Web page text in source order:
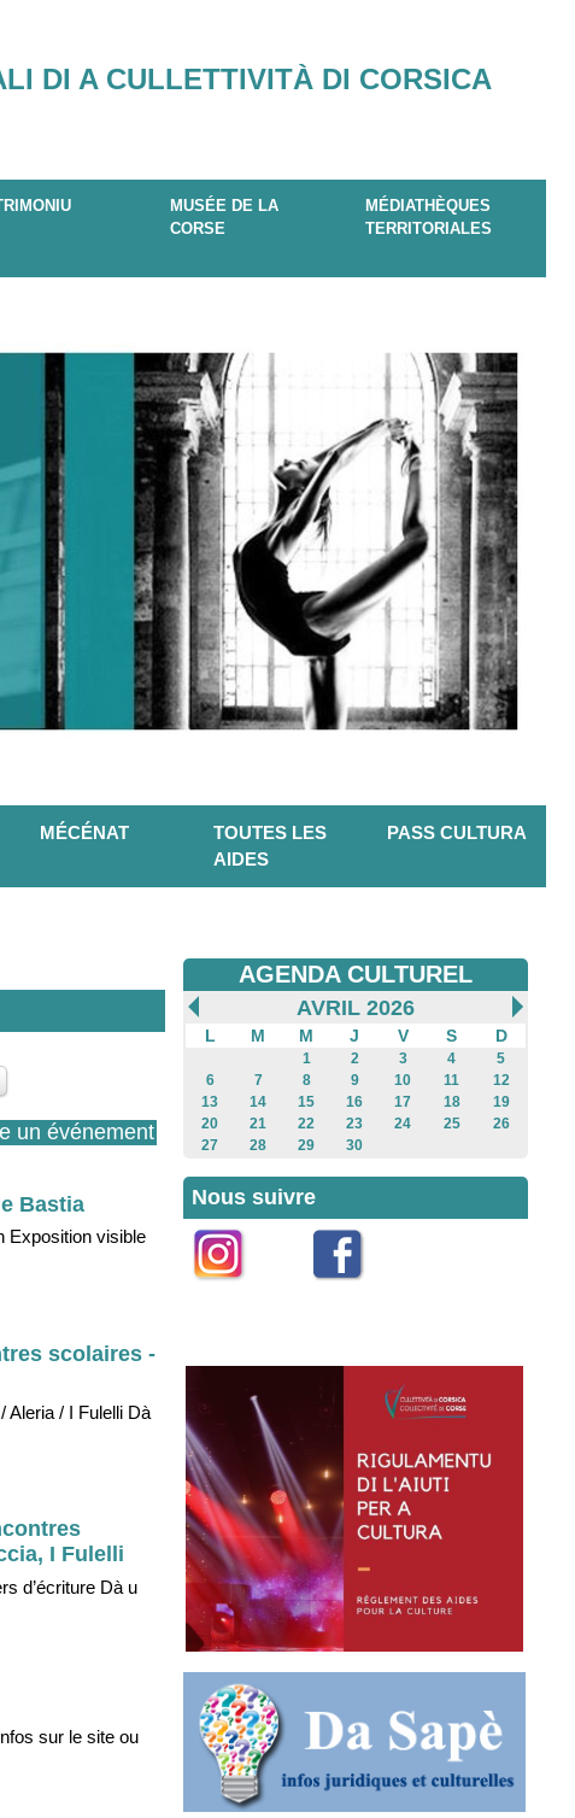
DI A CULLETTIVITÀ DI CORSICA
MUSÉE DE LA
CORSE
MÉDIATHÈQUES
TERRITORIALES
MÉCÉNAT
TOUTES LES
AIDES
PASS CULTURA
un événement
Bastia
Exposition visible
scolaires -
Aleria / I Fulelli Dà
I Fulelli
d’écriture Dà u
sur le site ou
AGENDA CULTUREL
AVRIL 2026
L M M J V S D
1 2 3 4
5
6
7 8 9 10 11
12
13
14 15 16 17 18
19
20
21 22 23 24 25
26
27
28 29 30
Nous suivre